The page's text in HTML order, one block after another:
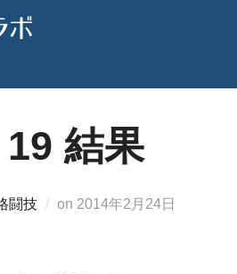
結果
闘技 on 投
2014年2月24日